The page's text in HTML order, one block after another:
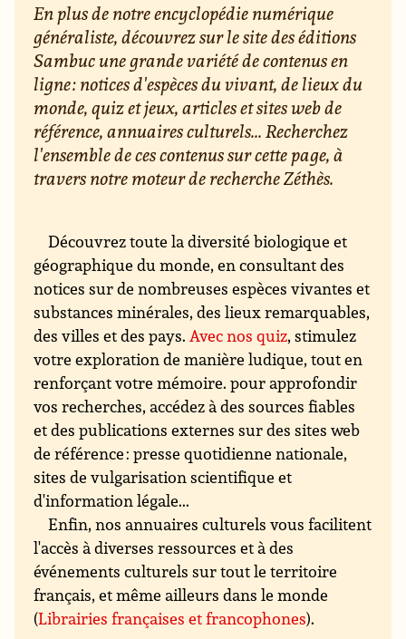
En plus de notre encyclopédie numérique
généraliste, découvrez sur le site des éditions
Sambuc une grande variété de contenus en
ligne : notices d'espèces du vivant, de lieux du
monde, quiz et jeux, articles et sites web de
référence, annuaires culturels... Recherchez
l'ensemble de ces contenus sur cette page, à
travers notre moteur de recherche Zéthès.
Découvrez toute la diversité biologique et
géographique du monde, en consultant des
notices sur de nombreuses espèces vivantes et
substances minérales, des lieux remarquables,
des villes et des pays.Avec nos quiz, stimulez
votre exploration de manière ludique, tout en
renforçant votre mémoire. pour approfondir
vos recherches, accédez à des sources fiables
et des publications externes sur des sites web
de référence : presse quotidienne nationale,
sites de vulgarisation scientifique et
d'information légale...
Enfin, nos annuaires culturels vous facilitent
l'accès à diverses ressources et à des
événements culturels sur tout le territoire
français, et même ailleurs dans le monde
(Librairies françaises et francophones).